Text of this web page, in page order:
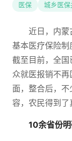
医保 城乡医保
近日，内蒙
基本医疗保险制
截至目前，全
众就医报销不
面，整合后，
容，农民得到了
10余省份